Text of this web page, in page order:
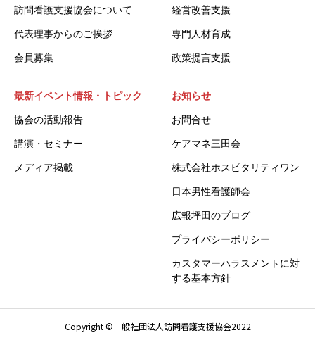
訪問看護支援協会について
代表理事からのご挨拶
会員募集
経営改善支援
専門人材育成
政策提言支援
最新イベント情報・トピック
協会の活動報告
講演・セミナー
メディア掲載
お知らせ
お問合せ
ケアマネ三田会
株式会社ホスピタリティワン
日本男性看護師会
広報坪田のブログ
プライバシーポリシー
カスタマーハラスメントに対
する基本方針
Copyright ©一般社団法人訪問看護支援協会2022